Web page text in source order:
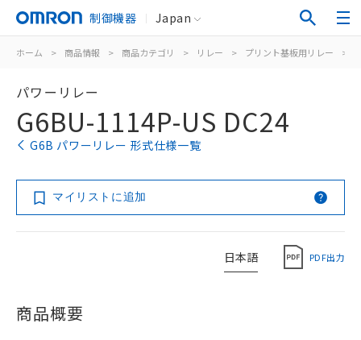
制御機器 Japan
ホーム > 商品情報 > 商品カテゴリ > リレー > プリント基板用リレー >
パワーリレー
G6BU-1114P-US DC24
G6B パワーリレー 形式仕様一覧
マイリストに追加
日本語 PDF出力
商品概要